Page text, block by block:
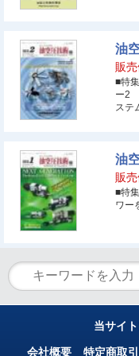
油
販
■特
ー2
ステ
油
販
■特
ワー
当サイ
会社概要 特定商取